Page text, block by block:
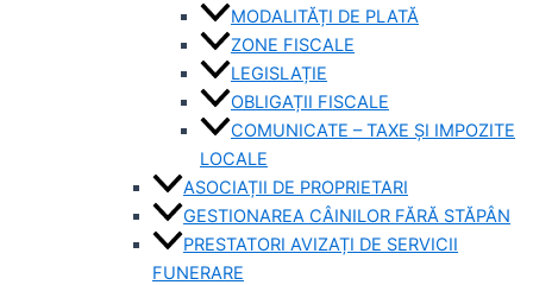
MODALITĂȚI DE PLATĂ
ZONE FISCALE
LEGISLAȚIE
OBLIGAȚII FISCALE
COMUNICATE – TAXE ȘI IMPOZITE
LOCALE
ASOCIAȚII DE PROPRIETARI
GESTIONAREA CÂINILOR FĂRĂ STĂPÂN
PRESTATORI AVIZAȚI DE SERVICII
FUNERARE